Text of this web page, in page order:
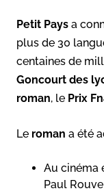
Petit Pays a
plus de 30
centaines de
Goncourt des
roman, le Prix
Le roman a été
Au cinéma
Paul